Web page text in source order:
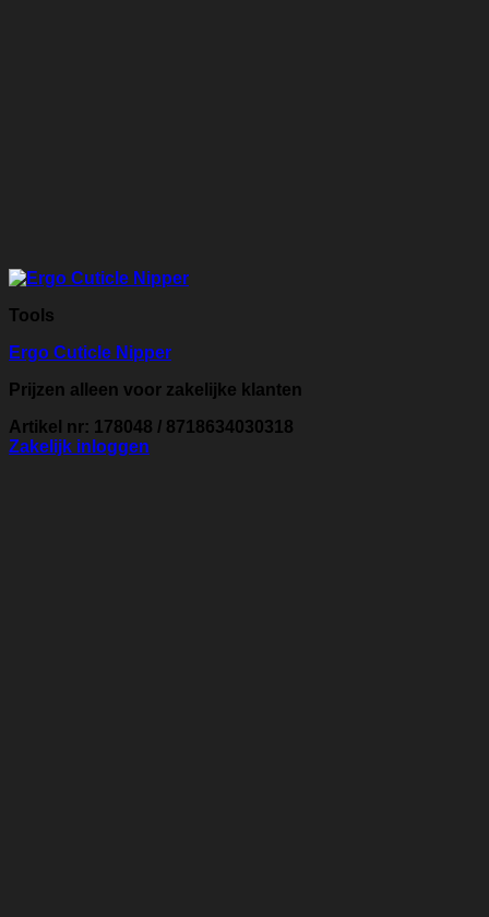
Tools
Ergo Cuticle Nipper
Prijzen alleen voor zakelijke klanten
Artikel nr: 178048 / 8718634030318
Zakelijk inloggen